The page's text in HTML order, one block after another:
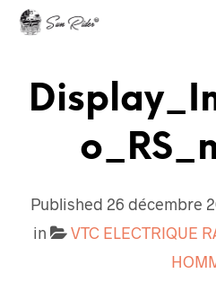
Published 26 décembre
in
VTC ELECTRIQUE